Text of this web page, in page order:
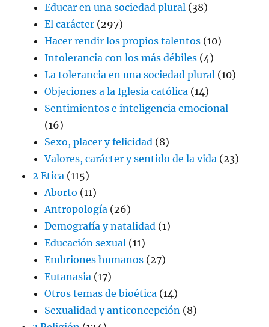
Educar en una sociedad plural (38)
El carácter (297)
Hacer rendir los propios talentos (10)
Intolerancia con los más débiles (4)
La tolerancia en una sociedad plural (10)
Objeciones a la Iglesia católica (14)
Sentimientos e inteligencia emocional
(16)
Sexo, placer y felicidad (8)
Valores, carácter y sentido de la vida (23)
2 Etica (115)
Aborto (11)
Antropología (26)
Demografía y natalidad (1)
Educación sexual (11)
Embriones humanos (27)
Eutanasia (17)
Otros temas de bioética (14)
Sexualidad y anticoncepción (8)